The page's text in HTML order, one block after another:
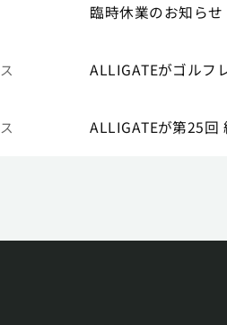
臨時休業のお知らせ
ALLIGATEがゴルフ
ALLIGATEが第25回